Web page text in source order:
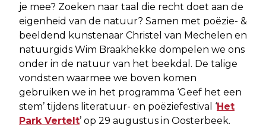
je mee? Zoeken naar taal die recht doet aan de
eigenheid van de natuur? Samen met poëzie- &
beeldend kunstenaar Christel van Mechelen en
natuurgids Wim Braakhekke dompelen we ons
onder in de natuur van het beekdal. De talige
vondsten waarmee we boven komen
gebruiken we in het programma ‘Geef het een
stem’ tijdens literatuur- en poëziefestival ‘Het
Park Vertelt’ op 29 augustus in Oosterbeek.